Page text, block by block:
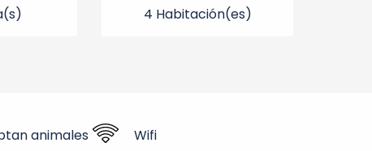
4 Habitación(es)
animales Wifi